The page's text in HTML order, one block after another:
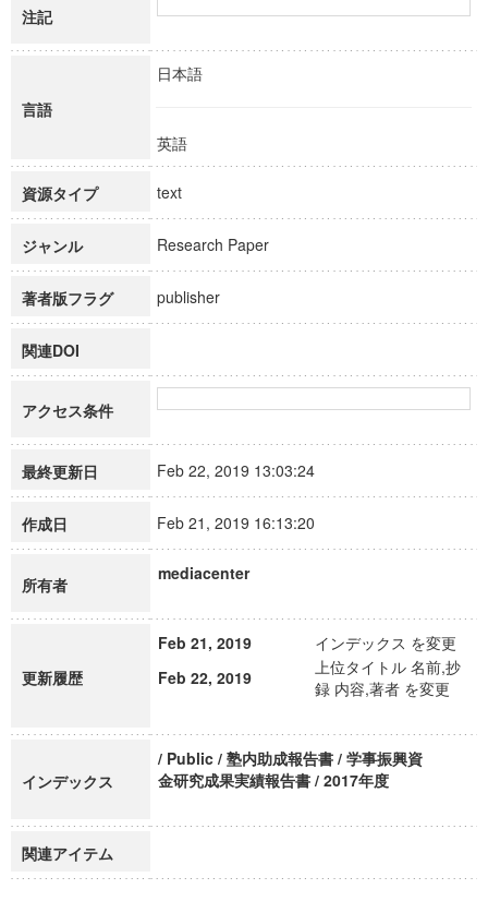
注記
言語
日本語
英語
資源タイプ text
ジャンル Research Paper
著者版フラグ publisher
関連DOI
アクセス条件
最終更新日 Feb 22, 2019 13:03:24
作成日 Feb 21, 2019 16:13:20
所有者
mediacenter
更新履歴
Feb 21, 2019
インデックス を変更
Feb 22, 2019
上位タイトル 名前,抄
録 内容,著者 を変更
インデックス
/ Public / 塾内助成報告書 / 学事振興資
金研究成果実績報告書 / 2017年度
関連アイテム